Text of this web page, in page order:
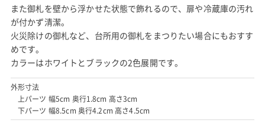
また御札を壁から浮かせた状態で飾れるので、扉や冷蔵庫の汚れ
が付かず清潔。
火災除けの御札など、台所用の御札をまつりたい場合にもおすす
めです。
カラーはホワイトとブラックの2色展開です。
外形寸法
上パーツ 幅5cm 奥行1.8cm 高さ3cm
下パーツ 幅8.5cm 奥行4.2cm 高さ4.5cm